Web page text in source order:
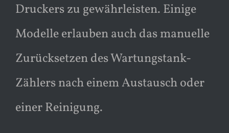
Druckers zu gewährleisten. Einige
Modelle erlauben auch das manuelle
Zurücksetzen des Wartungstank-
Zählers nach einem Austausch oder
einer Reinigung.